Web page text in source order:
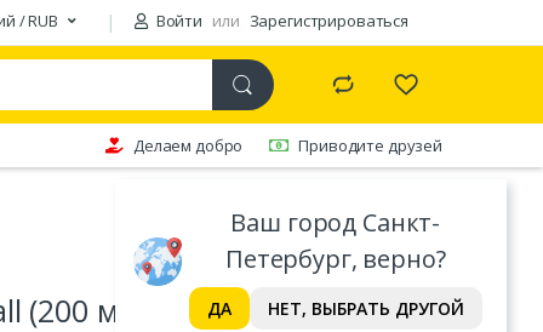
/ RUB Войти или Зарегистрироваться
Ваш город Санкт-
Петербург, верно?
ДА НЕТ, ВЫБРАТЬ ДРУГОЙ
Делаем добро Приводите друзей
(200 мл)